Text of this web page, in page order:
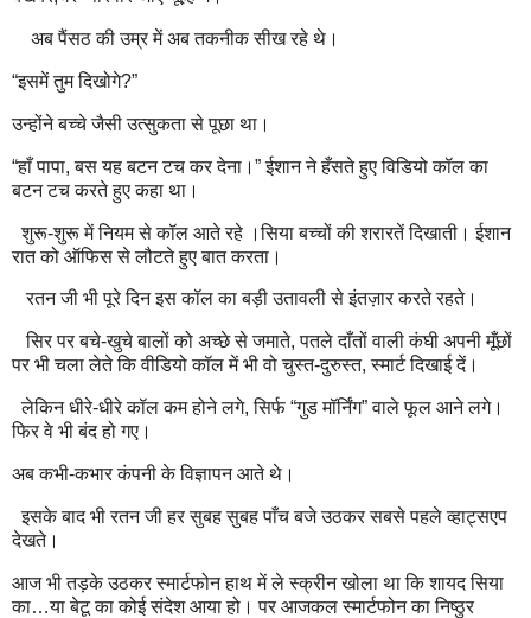
अब पैंसठ की उम्र में अब तकनीक सीख रहे थे।
“इसमें तुम दिखोगे?”
उन्होंने बच्चे जैसी उत्सुकता से पूछा था।
“हाँ पापा, बस यह बटन टच कर देना।” ईशान ने हँसते हुए विडियो कॉल का
बटन टच करते हुए कहा था।
शुरू-शुरू में नियम से कॉल आते रहे ।सिया बच्चों की शरारतें दिखाती। ईशान
रात को ऑफिस से लौटते हुए बात करता।
रतन जी भी पूरे दिन इस कॉल का बड़ी उतावली से इंतज़ार करते रहते।
सिर पर बचे-खुचे बालों को अच्छे से जमाते, पतले दाँतों वाली कंघी अपनी मूँछों
पर भी चला लेते कि वीडियो कॉल में भी वो चुस्त-दुरुस्त, स्मार्ट दिखाई दें।
लेकिन धीरे-धीरे कॉल कम होने लगे, सिर्फ “गुड मॉर्निंग” वाले फूल आने लगे।
फिर वे भी बंद हो गए।
अब कभी-कभार कंपनी के विज्ञापन आते थे।
इसके बाद भी रतन जी हर सुबह सुबह पाँच बजे उठकर सबसे पहले व्हाट्सएप
देखते।
आज भी तड़के उठकर स्मार्टफोन हाथ में ले स्क्रीन खोला था कि शायद सिया
का…या बेटू का कोई संदेश आया हो। पर आजकल स्मार्टफोन का निष्ठुर